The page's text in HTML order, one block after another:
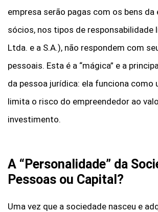
empresa serão pagas com os bens da
sócios, nos tipos de responsabilidade
Ltda. e a S.A.), não respondem com
pessoais. Esta é a “mágica” e a
da pessoa jurídica: ela funciona como
limita o risco do empreendedor ao
investimento.
A “Personalidade” da
Pessoas ou Capital?
Uma vez que a sociedade nasceu e